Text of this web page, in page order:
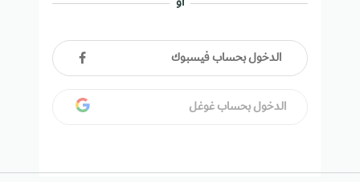
أو
الدخول بحساب فيسبوك
الدخول بحساب غوغل